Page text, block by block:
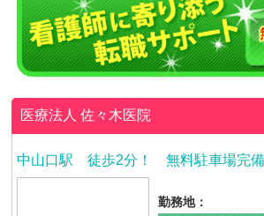
医療法人佐々木医院
中山口駅 徒歩2分！ 無料駐車場完
勤務地：